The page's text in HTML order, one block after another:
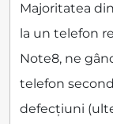
Majoritatea
la un telefon
Note8, ne
telefon
defecțiuni